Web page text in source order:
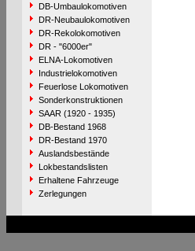
DB-Umbaulokomotiven
DR-Neubaulokomotiven
DR-Rekolokomotiven
DR - "6000er"
ELNA-Lokomotiven
Industrielokomotiven
Feuerlose Lokomotiven
Sonderkonstruktionen
SAAR (1920 - 1935)
DB-Bestand 1968
DR-Bestand 1970
Auslandsbestände
Lokbestandslisten
Erhaltene Fahrzeuge
Zerlegungen